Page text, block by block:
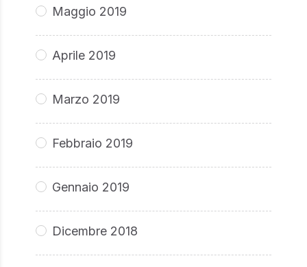
Maggio 2019
Aprile 2019
Marzo 2019
Febbraio 2019
Gennaio 2019
Dicembre 2018